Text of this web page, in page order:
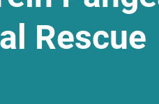
Rescue